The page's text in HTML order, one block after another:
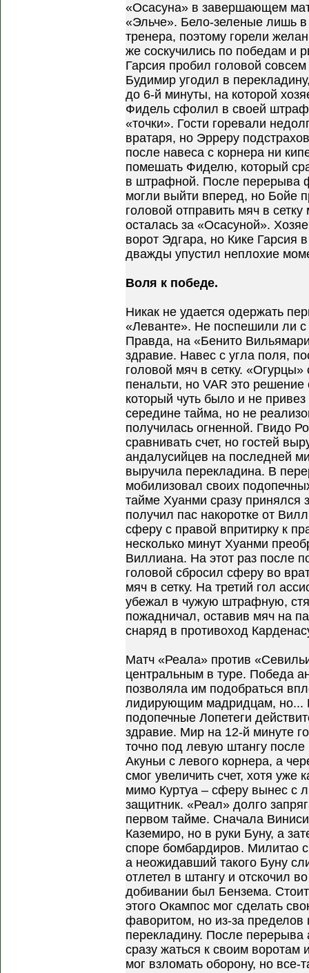
«Осасуна» в завершающем
«Эльче». Бело-зеленые лишь в
тренера, поэтому горели
же соскучились по победам и
Гарсия пробил головой
Будимир угодил в
до 6-й минуты, на которой
Фидель сфолил в своей
«точки». Гости горевали
вратаря, но Эрреру
после навеса с корнера ни
помешать Фиделю, который
в штрафной. После перерыва
могли выйти вперед, но Бойе
головой отправить мяч в
осталась за «Осасуной».
ворот Эдгара, но Кике Гарсия
дважды упустил неплохие
Воля к победе.
Никак не удается одержать
«Леванте». Не поспешили ли
Правда, на «Бенито
здравие. Навес с угла поля,
головой мяч в сетку.
пенальти, но VAR это
который чуть было и не
середине тайма, но не
получилась огненной. Гвидо
сравнивать счет, но гостей
андалусийцев на последней
выручила перекладина. В
мобилизовал своих
тайме Хуанми сразу
получил пас накоротке от
сферу с правой впритирку к
несколько минут Хуанми
Виллиана. На этот раз после
головой сбросил сферу во
мяч в сетку. На третий гол
убежал в чужую штрафную,
пожадничал, оставив мяч на
снаряд в противоход
Матч «Реала» против
центральным в туре. Победа
позволяла им подобраться
лидирующим мадридцам, но...
подопечные Лопетеги
здравие. Мир на 12-й минуте
точно под левую штангу после
Акуньи с левого корнера, а
смог увеличить счет, хотя уже
мимо Куртуа – сферу вынес с
защитник. «Реал» долго
первом тайме. Сначала
Каземиро, но в руки Буну, а
споре бомбардиров. Милитао
а неожидавший такого Буну
отлетел в штангу и отскочил
добивании был Бензема.
этого Окампос мог сделать
фаворитом, но из-за
перекладину. После перерыва
сразу жаться к своим воротам
мог взломать оборону, но все-